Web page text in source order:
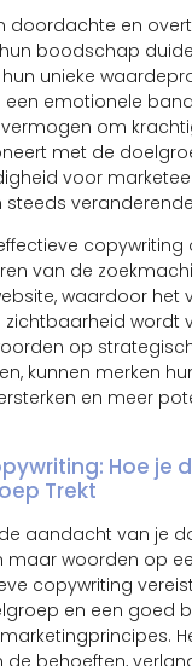
doordachte en
boodschap
unieke
een emotionele
vermogen om
met de
voor
copywriting
van de
waardoor het
wordt
op
kunnen merken
en meer
Hoe je
Trekt
aandacht van je
maar woorden op
copywriting
en een goed
de behoeften,